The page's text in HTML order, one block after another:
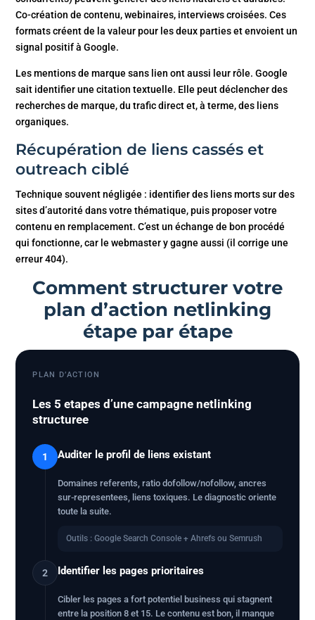
Co-création de contenu, webinaires, interviews croisées. Ces
formats créent de la valeur pour les deux parties et envoient un
signal positif à Google.
Les mentions de marque sans lien ont aussi leur rôle. Google
sait identifier une citation textuelle. Elle peut déclencher des
recherches de marque, du trafic direct et, à terme, des liens
organiques.
Récupération de liens cassés et
outreach ciblé
Technique souvent négligée : identifier des liens morts sur des
sites d’autorité dans votre thématique, puis proposer votre
contenu en remplacement. C’est un échange de bon procédé
qui fonctionne, car le webmaster y gagne aussi (il corrige une
erreur 404).
Comment structurer votre
plan d’action netlinking
étape par étape
PLAN D’ACTION
Les 5 etapes d’une campagne netlinking
structuree
1 Auditer le profil de liens existant
Domaines referents, ratio dofollow/nofollow, ancres
sur-representees, liens toxiques. Le diagnostic oriente
toute la suite.
Outils : Google Search Console + Ahrefs ou Semrush
2 Identifier les pages prioritaires
Cibler les pages a fort potentiel business qui stagnent
entre la position 8 et 15. Le contenu est bon, il manque